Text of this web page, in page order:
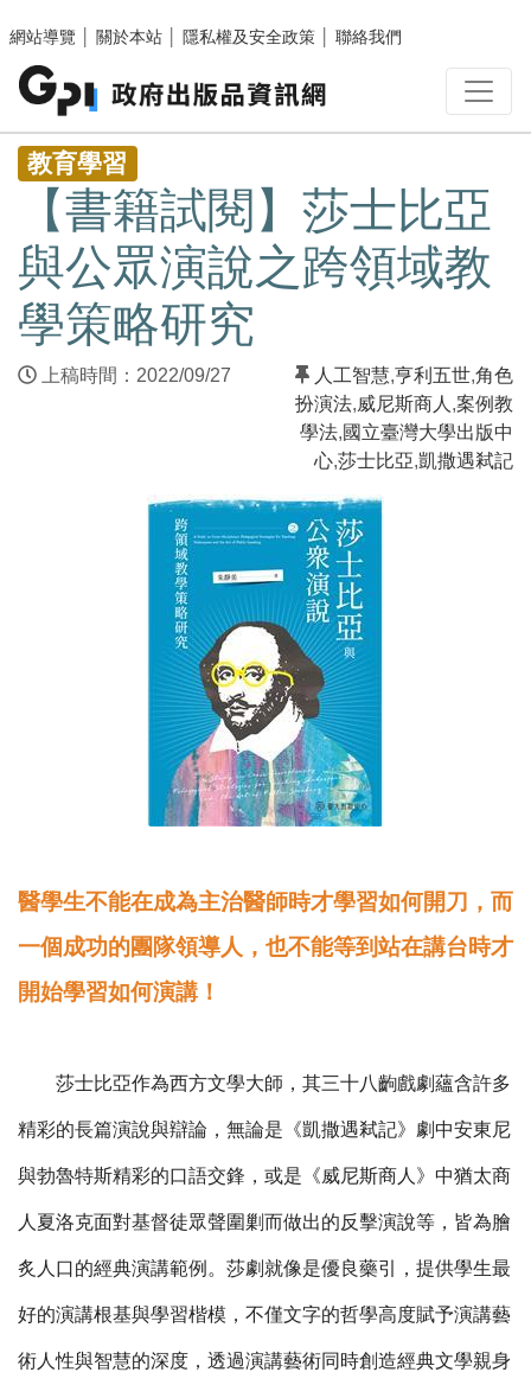
網站導覽
關於本站 隱私權及安全政策 聯絡我們
:::
教育學習
【書籍試閱】莎士比亞
與公眾演說之跨領域教
學策略研究
上稿時間：2022/09/27 人工智慧,亨利五世,角色
扮演法,威尼斯商人 ,案例教
學法,國立臺灣大學出版中
心,莎士比亞,凱撒遇弒記
醫學生不能在成為主治醫師時才學習如何開刀，而
一個成功的團隊領導人，也不能等到站在講台時才
開始學習如何演講！
莎士比亞作為西方文學大師，其三十八齣戲劇蘊含許多
精彩的長篇演說與辯論，無論是《凱撒遇弒記》劇中安東尼
與勃魯特斯精彩的口語交鋒，或是《威尼斯商人》中猶太商
人夏洛克面對基督徒眾聲圍剿而做出的反擊演說等，皆為膾
炙人口的經典演講範例。莎劇就像是優良藥引，提供學生最
好的演講根基與學習楷模，不僅文字的哲學高度賦予演講藝
術人性與智慧的深度，透過演講藝術同時創造經典文學親身